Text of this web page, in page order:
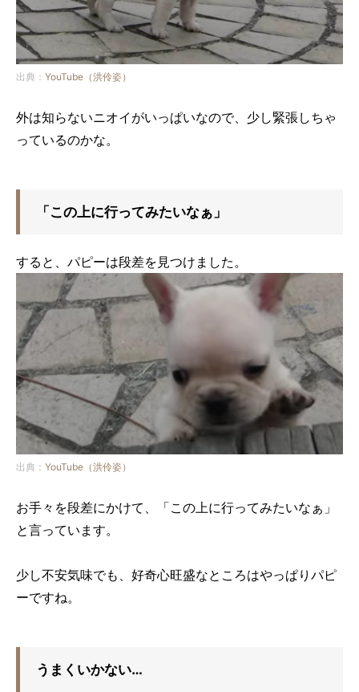
出典： YouTube（洪伶姿）
外は知らないニオイがいっぱいなので、少し緊張しちゃ
っているのかな。
「この上に行ってみたいなぁ」
すると、パピーは段差を見つけました。
出典： YouTube（洪伶姿）
お手々を段差にかけて、「この上に行ってみたいなぁ」
と言っています。
少し不安気味でも、好奇心旺盛なところはやっぱりパピ
ーですね。
うまくいかない…